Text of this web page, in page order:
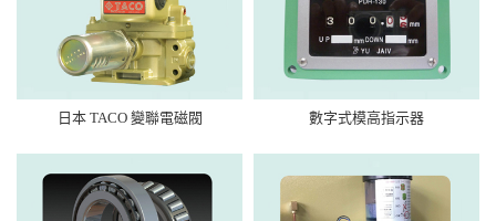
日本 TACO 變聯電磁閥 數字式模高指示器